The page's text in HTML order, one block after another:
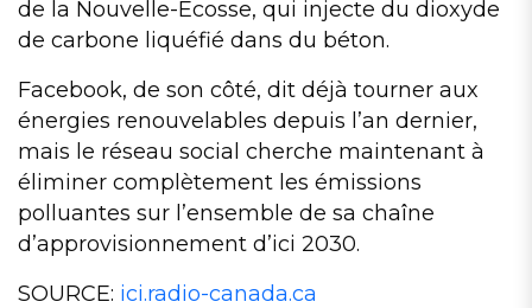
de la Nouvelle-Écosse, qui injecte du dioxyde
de carbone liquéfié dans du béton.
Facebook, de son côté, dit déjà tourner aux
énergies renouvelables depuis l’an dernier,
mais le réseau social cherche maintenant à
éliminer complètement les émissions
polluantes sur l’ensemble de sa chaîne
d’approvisionnement d’ici 2030.
SOURCE: ici.radio-canada.ca